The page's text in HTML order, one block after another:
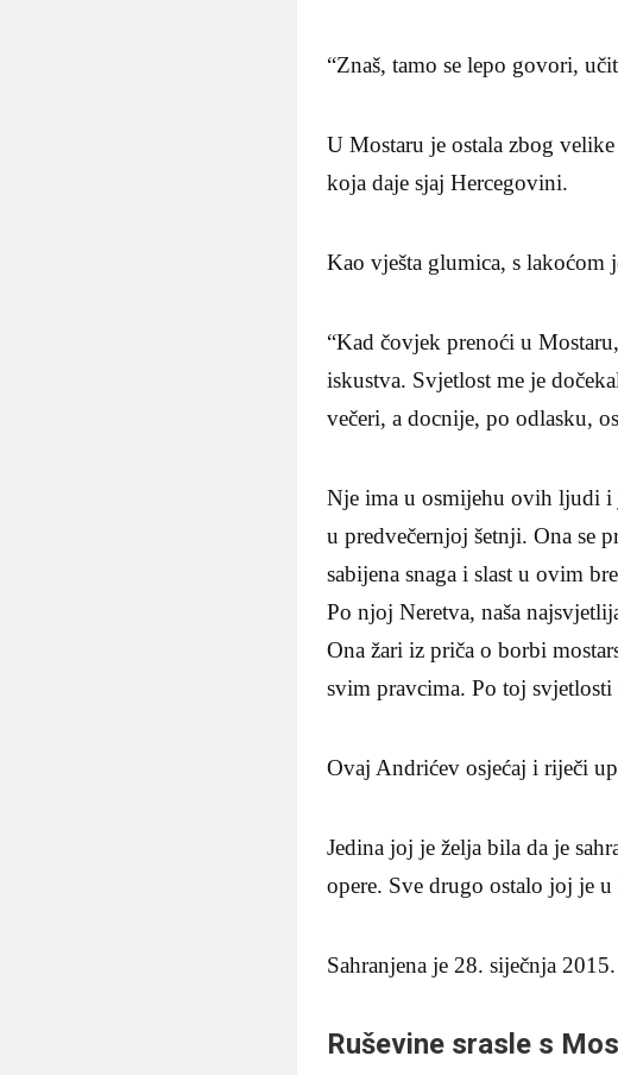
“Znaš, tamo se lepo govori,
U Mostaru je ostala zbog
koja daje sjaj Hercegovini.
Kao vješta glumica, s lakoćom
“Kad čovjek prenoći u
iskustva. Svjetlost me je
večeri, a docnije, po odlasku,
Nje ima u osmijehu ovih ljudi i
u predvečernjoj šetnji. Ona se
sabijena snaga i slast u ovim
Po njoj Neretva, naša
Ona žari iz priča o borbi
svim pravcima. Po toj svjetlosti
Ovaj Andrićev osjećaj i riječi
Jedina joj je želja bila da je
opere. Sve drugo ostalo joj je
Sahranjena je 28. siječnja
Ruševine srasle s